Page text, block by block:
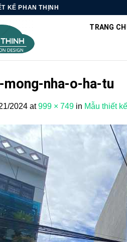
KẾ PHAN THỊNH
TRANG
nha-o-ha-tu
2024 at999 × 749 in Mẫu thiết